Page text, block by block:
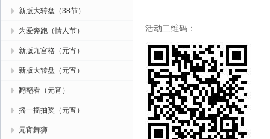
新版大转盘（38节）
为爱奔跑（情人节）
新版九宫格（元宵）
新版大转盘（元宵）
翻翻看（元宵）
摇一摇抽奖（元宵）
元宵舞狮
活动二维码：